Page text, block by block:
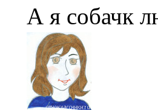
А я собачк